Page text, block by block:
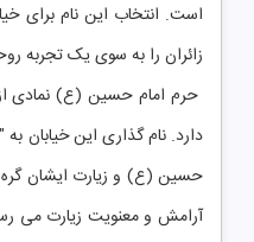
است. انتخاب این نام برای
زائران را به سوی یک
حرم امام حسین (ع) نمادی از
دارد. نام گذاری این خیابان
حسین (ع) و زیارت ایشان گره
آرامش و معنویت زیارت می